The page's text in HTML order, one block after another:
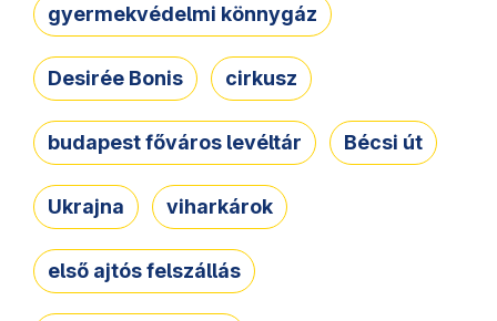
gyermekvédelmi könnygáz
Desirée Bonis cirkusz
budapest főváros levéltár Bécsi út
Ukrajna viharkárok
első ajtós felszállás